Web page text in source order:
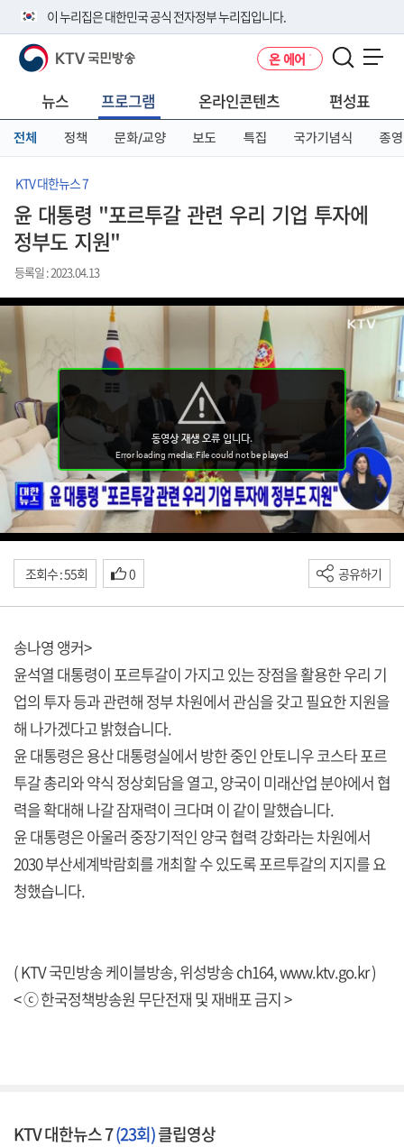
이 누리집은 대한민국 공식 전자정부 누리집입니다.
공식 누리집 주소 확인하기
니다.
이밖에 or.kr 또는 .kr등 다른 도메인 주소를 사용하고 있다면 아래 URL에
서 도메인 주소를 확인해 보세요
KTV 국민방송 온 에어
뉴스 프로그램 온라인콘텐츠 편성표
전체 정책 문화/교양 보도 특집 국가기념식 종영
KTV 대한뉴스 7
윤 대통령 "포르투갈 관련 우리 기업 투자에
정부도 지원"
등록일 : 2023.04.13
조회수 : 55회 0 공유하기
송나영 앵커>
윤석열 대통령이 포르투갈이 가지고 있는 장점을 활용한 우리 기
업의 투자 등과 관련해 정부 차원에서 관심을 갖고 필요한 지원을
해 나가겠다고 밝혔습니다.
윤 대통령은 용산 대통령실에서 방한 중인 안토니우 코스타 포르
투갈 총리와 약식 정상회담을 열고, 양국이 미래산업 분야에서 협
력을 확대해 나갈 잠재력이 크다며 이 같이 말했습니다.
윤 대통령은 아울러 중장기적인 양국 협력 강화라는 차원에서
2030 부산세계박람회를 개최할 수 있도록 포르투갈의 지지를 요
청했습니다.
( KTV 국민방송 케이블방송, 위성방송 ch164,www.ktv.go.kr)
< ⓒ 한국정책방송원 무단전재 및 재배포 금지 >
KTV 대한뉴스 7(23회)클립영상